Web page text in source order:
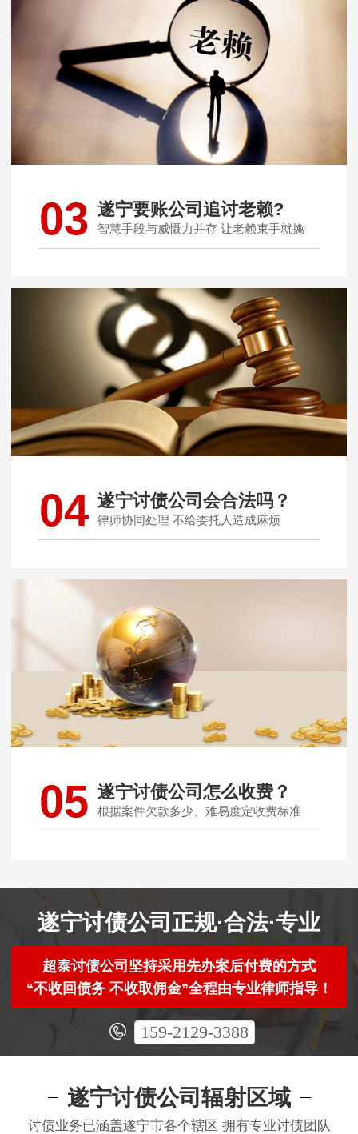
03 遂宁要账公司追讨老赖?
智慧手段与威慑力并存 让老赖束手就擒
04 遂宁讨债公司会合法吗？
律师协同处理 不给委托人造成麻烦
05 遂宁讨债公司怎么收费？
根据案件欠款多少、难易度定收费标准
遂宁讨债公司正规·合法·专业
超泰讨债公司坚持采用先办案后付费的方式
“不收回债务 不收取佣金”全程由专业律师指导！
159-2129-3388
遂宁讨债公司辐射区域
讨债业务已涵盖遂宁市各个辖区 拥有专业讨债团队